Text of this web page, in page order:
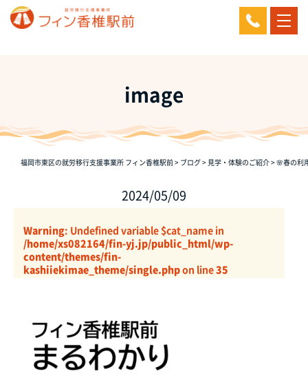
image
福岡市東区の就労移行支援事業所 フィン香椎駅前> ブログ> 見学・体験のご紹介> 🌸春の利
2024/05/09
Warning: Undefined variable $cat_name in
/home/xs082164/fin-yj.jp/public_html/wp-
content/themes/fin-
kashiiekimae_theme/single.phpon line35